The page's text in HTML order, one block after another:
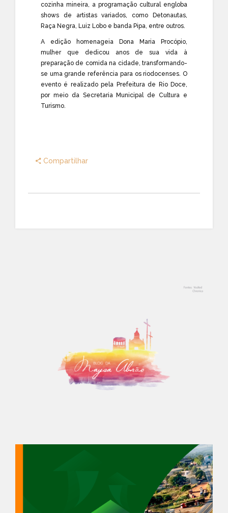
cozinha mineira, a programação cultural engloba
shows de artistas variados, como Detonautas,
Raça Negra, Luiz Lobo e banda Pipa, entre outros.
A edição homenageia Dona Maria Procópio,
mulher que dedicou anos de sua vida à
preparação de comida na cidade, transformando-
se uma grande referência para os riodocenses. O
evento é realizado pela Prefeitura de Rio Doce,
por meio da Secretaria Municipal de Cultura e
Turismo.
Compartilhar